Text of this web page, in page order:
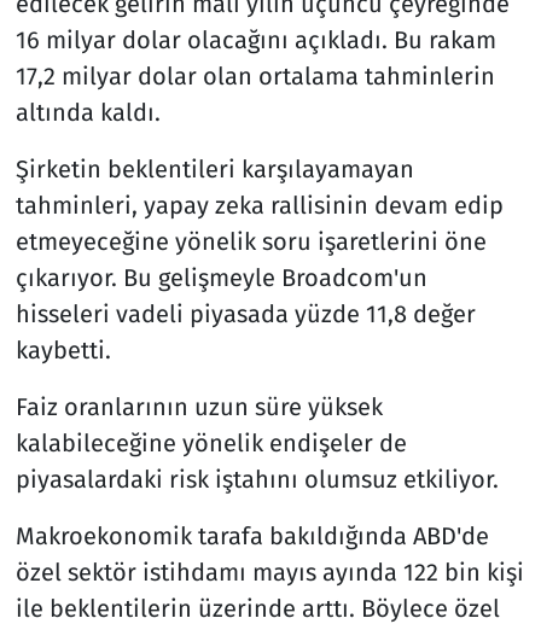
16 milyar dolar olacağını açıkladı. Bu rakam
17,2 milyar dolar olan ortalama tahminlerin
altında kaldı.
Şirketin beklentileri karşılayamayan
tahminleri, yapay zeka rallisinin devam edip
etmeyeceğine yönelik soru işaretlerini öne
çıkarıyor. Bu gelişmeyle Broadcom'un
hisseleri vadeli piyasada yüzde 11,8 değer
kaybetti.
Faiz oranlarının uzun süre yüksek
kalabileceğine yönelik endişeler de
piyasalardaki risk iştahını olumsuz etkiliyor.
Makroekonomik tarafa bakıldığında ABD'de
özel sektör istihdamı mayıs ayında 122 bin kişi
ile beklentilerin üzerinde arttı. Böylece özel